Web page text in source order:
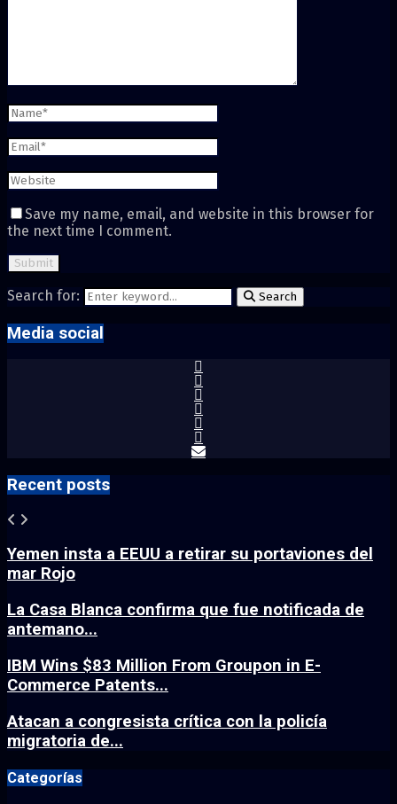
Save my name, email, and website in this browser for
the next time I comment.
Search for: Search
Media social
Recent posts
Yemen insta a EEUU a retirar su portaviones del
mar Rojo
La Casa Blanca confirma que fue notificada de
antemano...
IBM Wins $83 Million From Groupon in E-
Commerce Patents...
Atacan a congresista crítica con la policía
migratoria de...
Categorías